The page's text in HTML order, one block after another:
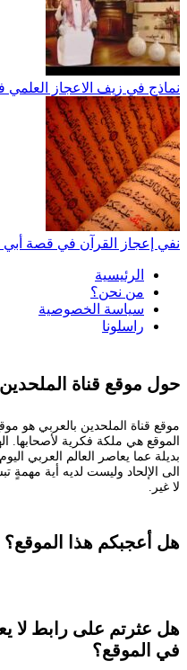
نماذج في زيف الاعجاز العلمي
نفي إعجاز القرآن في قصة
الرئيسية
من نحن؟
سياسة الخصوصية
راسلونا
حول موقع قناة
موقع قناة الملحدين بالعربي هو
الموقع هي ملكة فكرية لأصحابها.
بديلة عما يعاصر العالم العربي
الى الإلحاد وليست لديه أية مهمةٍ
لا غير.
هل أعجبكم هذا
هل عثرتم على رابط لا
في الموقع؟